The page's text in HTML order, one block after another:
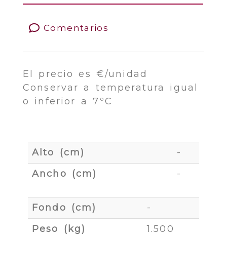
Comentarios
El precio es €/unidad
Conservar a temperatura igual
o inferior a 7ºC
Alto (cm)
-
Ancho (cm)
-
Fondo (cm)
-
Peso (kg)
1.500